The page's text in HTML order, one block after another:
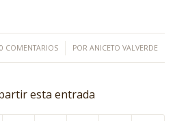
0 COMENTARIOS
/ POR ANICETO VALVERDE
esta entrada